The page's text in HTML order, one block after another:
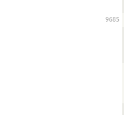
9685